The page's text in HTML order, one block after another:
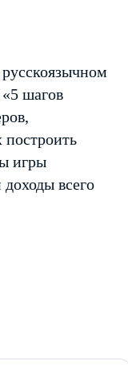
шагов
игры
всего